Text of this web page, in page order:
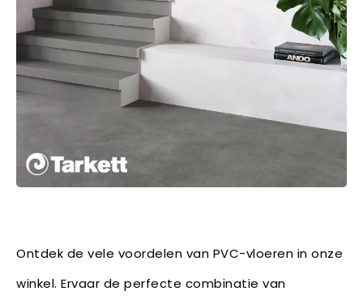
Ontdek de vele voordelen van PVC-vloeren in onze
winkel. Ervaar de perfecte combinatie van